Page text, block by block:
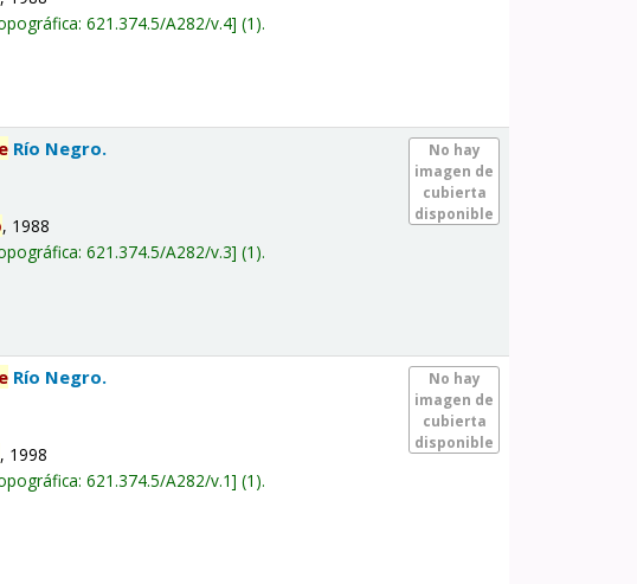
621.374.5/A282/v.4 (1).
No hay
imagen de
cubierta
disponible
Río Negro.
, 1988
621.374.5/A282/v.3 (1).
No hay
imagen de
cubierta
disponible
Río Negro.
, 1998
621.374.5/A282/v.1 (1).